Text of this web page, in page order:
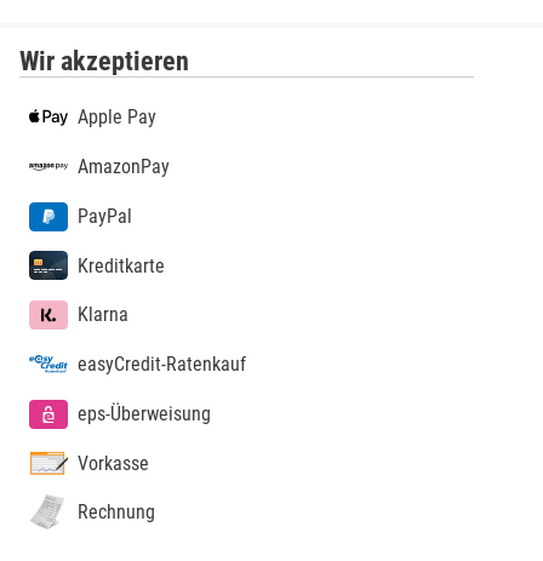
Wir akzeptieren
Apple Pay
AmazonPay
PayPal
Kreditkarte
Klarna
easyCredit-Ratenkauf
eps-Überweisung
Vorkasse
Rechnung
Lübeck
Lüchow-Dannenberg
Lüneburg
Magdeburg
Main-Kinzig-Kreis
Mainz
Mannheim